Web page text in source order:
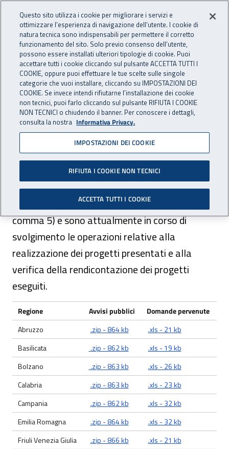
INAIL - Istituto Nazionale
PREVENZIONE
E SICUREZZA
Apri cerca
Navigazione principale
Navigazione - Ti trovi in:
Home Prevenzione E Sicurezza
Prevenzione e sicurezza
Finanziamenti per la sicurezza
Incentivi alle imprese
Storico bando Isi
Bando Isi 2010
Bando Isi 2010
Si è conclusa la fase di ammissione ai
finanziamenti Isi Inail 2010 (in attuazione del
d.lgs. 81/2008 e del d.lgs. 106/2009, art. 11,
comma 5) e sono attualmente in corso di
svolgimento le operazioni relative alla
realizzazione dei progetti presentati e alla
verifica della rendicontazione dei progetti
eseguiti.
Regione Avvisi pubblici
Domande pervenute
Abruzzo
.zip - 864 kb
.xls - 21 kb
Basilicata
.zip - 862 kb
.xls - 19 kb
Bolzano
.zip - 863 kb
.xls - 26 kb
Calabria
.zip - 863 kb
.xls - 23 kb
Campania
.zip - 862 kb
.xls - 32 kb
Emilia Romagna
.zip - 864 kb
.xls - 32 kb
Friuli Venezia Giulia
.zip - 866 kb
.xls - 21 kb
Questo sito utilizza i cookie per migliorare i servizi e
ottimizzare l’esperienza di navigazione dell’utente. I cookie di
natura tecnica sono indispensabili per permettere il corretto
funzionamento del sito. Solo previo consenso dell’utente,
possono essere installati ulteriori tipologie di cookie. Puoi
accettare tutti i cookie cliccando sul pulsante ACCETTA TUTTI I
COOKIE, oppure puoi effettuare le tue scelte sulle singole
categorie che vuoi installare, cliccando su IMPOSTAZIONI DEI
COOKIE. Se invece intendi rifiutarne l’installazione dei cookie
non tecnici, puoi farlo cliccando sul pulsante RIFIUTA I COOKIE
NON TECNICI o chiudendo il banner. Per conoscere i dettagli,
consulta la nostra Informativa Privacy.
IMPOSTAZIONI DEI COOKIE
RIFIUTA I COOKIE NON TECNICI
ACCETTA TUTTI I COOKIE